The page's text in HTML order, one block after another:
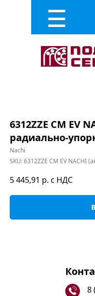
6312ZZE CM EV
радиально-
Nachi
SKU:6312ZZE CM EV NACHI
5 445,91 р. с НДС
8